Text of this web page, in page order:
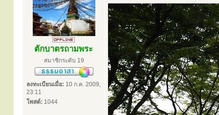
ตักบาตรถามพระ
สมาชิกระดับ 19
ลงทะเบียนเมื่อ: 10 ก.ค. 2009,
23:11
โพสต์: 1044